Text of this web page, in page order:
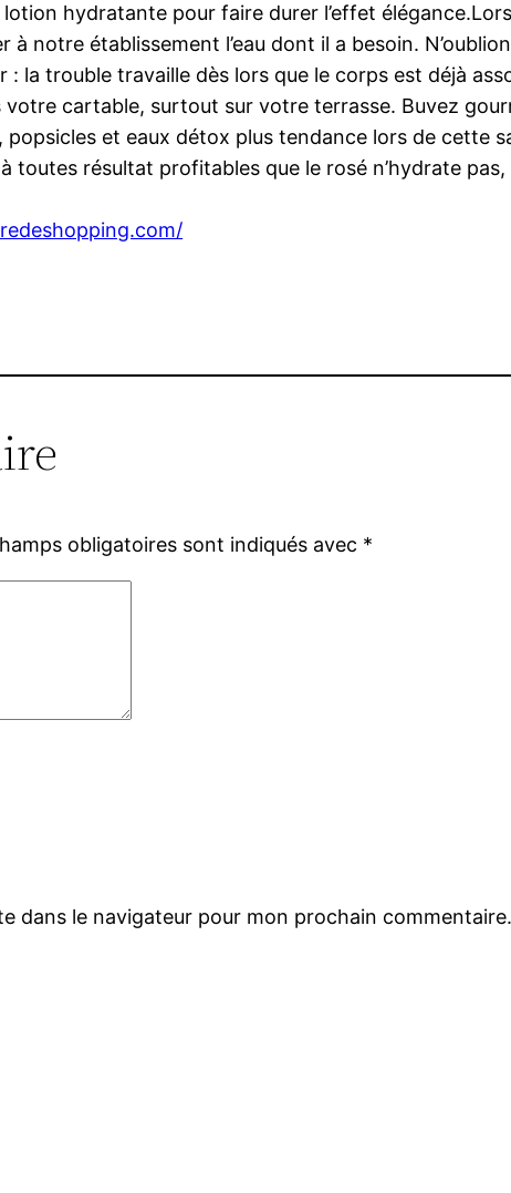
hydratante pour faire durer l’effet
à notre établissement l’eau dont il a besoin.
: la trouble travaille dès lors que le corps est déjà
cartable, surtout sur votre terrasse. Buvez
et eaux détox plus tendance lors de cette
toutes résultat profitables que le rosé n’hydrate pas,
obligatoires sont indiqués avec *
dans le navigateur pour mon prochain commentaire.